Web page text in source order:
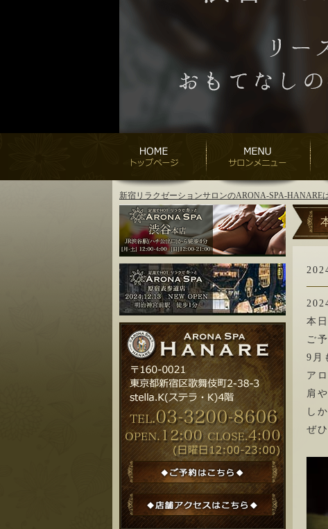
新宿リラクゼーションサロンのARONA-SPA-HANARE
本
ご
9月
ア
肩
し
ぜ